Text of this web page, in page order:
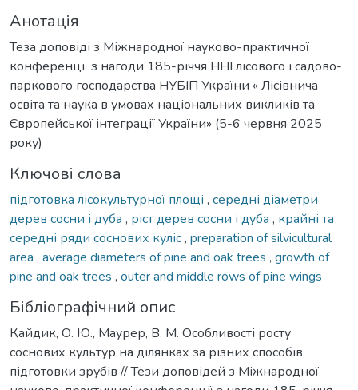
Анотація
Теза доповіді з Міжнародної науково-практичної
конференції з нагоди 185-річчя ННІ лісового і садово-
паркового господарства НУБІП України « Лісівнича
освіта та наука в умовах національних викликів та
Європейської інтеграції України» (5-6 червня 2025
року)
Ключові слова
підготовка лісокультурної площі , середні діаметри
дерев сосни і дуба , ріст дерев сосни і дуба , крайні та
середні ряди соснових куліс, preparation of silvicultural
area , average diameters of pine and oak trees , growth of
pine and oak trees , outer and middle rows of pine wings
Бібліографічний опис
Кайдик, О. Ю., Маурер, В. М. Особливості росту
соснових культур на ділянках за різних способів
підготовки зрубів // Тези доповідей з Міжнародної